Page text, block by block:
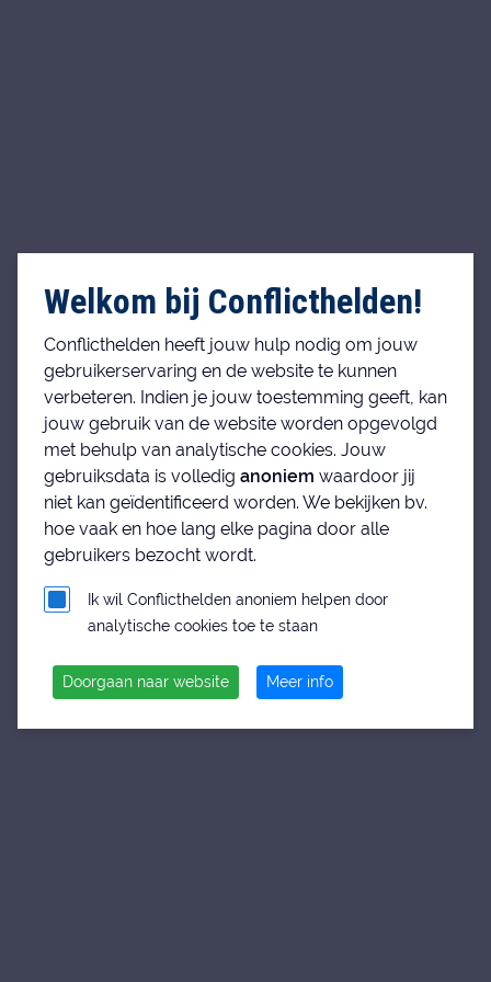
Welkom bij Conflicthelden!
Conflicthelden heeft jouw hulp nodig om jouw
gebruikerservaring en de website te kunnen
verbeteren. Indien je jouw toestemming geeft, kan
jouw gebruik van de website worden opgevolgd
met behulp van analytische cookies. Jouw
gebruiksdata is volledig anoniem waardoor jij
niet kan geïdentificeerd worden. We bekijken bv.
hoe vaak en hoe lang elke pagina door alle
gebruikers bezocht wordt.
Ik wil Conflicthelden anoniem helpen door
analytische cookies toe te staan
Doorgaan naar website Meer info